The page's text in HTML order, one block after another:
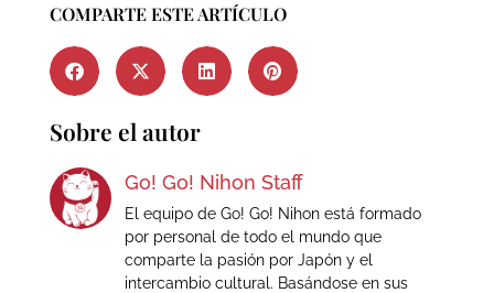
COMPARTE ESTE ARTÍCULO
Sobre el autor
Go! Go! Nihon Staff
El equipo de Go! Go! Nihon está formado
por personal de todo el mundo que
comparte la pasión por Japón y el
intercambio cultural. Basándose en sus